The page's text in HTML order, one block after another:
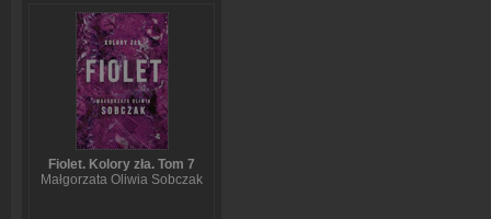
Fiolet. Kolory zła. Tom 7
Małgorzata Oliwia Sobczak